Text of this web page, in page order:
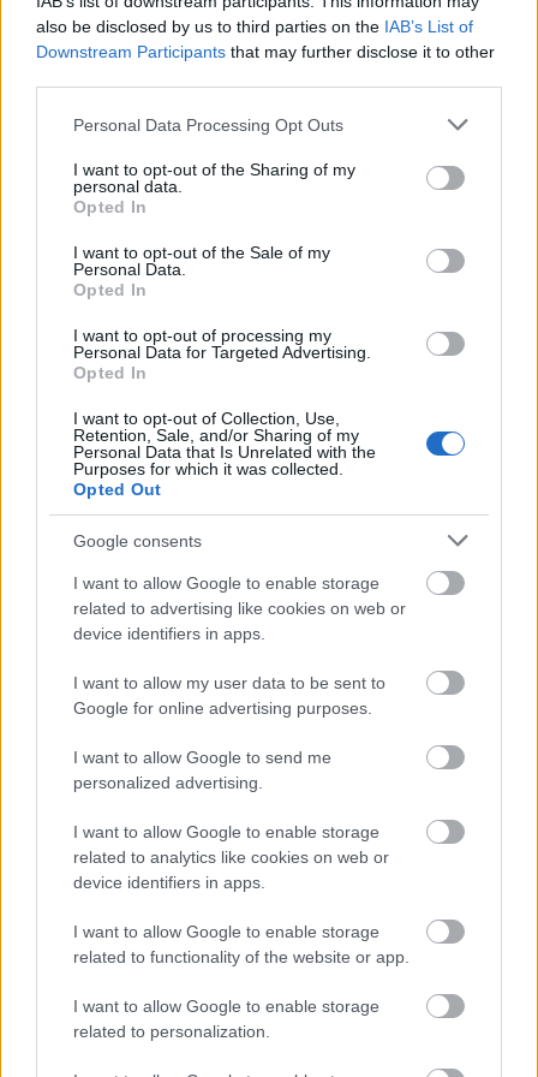
also be disclosed by us to third parties on the IAB’s List of
Downstream Participants that may further disclose it to other
Please note that this website/app uses one or more Google
not limited to your visit or usage behaviour. You may click to
grant or deny consent to Google and its third-party tags to
use your data for below specified purposes in below Google
consent section.
Personal Data Processing Opt Outs
I want to opt-out of the Sharing of my
personal data.
Opted In
I want to opt-out of the Sale of my
Personal Data.
Opted In
I want to opt-out of processing my
Personal Data for Targeted Advertising.
Opted In
I want to opt-out of Collection, Use,
Retention, Sale, and/or Sharing of my
Personal Data that Is Unrelated with the
Purposes for which it was collected.
Opted Out
Google consents
I want to allow Google to enable storage
related to advertising like cookies on web or
device identifiers in apps.
I want to allow my user data to be sent to
Google for online advertising purposes.
I want to allow Google to send me
personalized advertising.
I want to allow Google to enable storage
related to analytics like cookies on web or
device identifiers in apps.
I want to allow Google to enable storage
related to functionality of the website or app.
I want to allow Google to enable storage
related to personalization.
Με την επιτυχή ολοκλήρωσή του χορηγείται
Πιστοποιητικό Επιμόρφωσης από το Πανεπιστήμιο
Πατρών, αναγνωρισμένο σε επίπεδο Ευρωπαϊκής
Ένωσης. Ακαδημαϊκός υπεύθυνος του
προγράμματος είναι ο Σωτήριος Παπαϊωάννου,
Επιστημών του Πανεπιστημίου Πατρών.
Εκδηλώστε το ενδιαφέρον σας και ενισχύστε το
επαγγελματικό σας αποτύπωμα στον χώρο της
ΑΣΕΠ: Πιστοποίηση Αγγλικών σε
μόνο 2 ημέρες στα χέρια σας
ΑΣΕΠ: Εξ αποστάσεως η πιο Εύκολη
Πιστοποίηση Υπολογιστών σε 2
μέρες
Μάθε πρώτος όλες τις σημαντικές
ειδήσεις.
αναζήτησης της Google